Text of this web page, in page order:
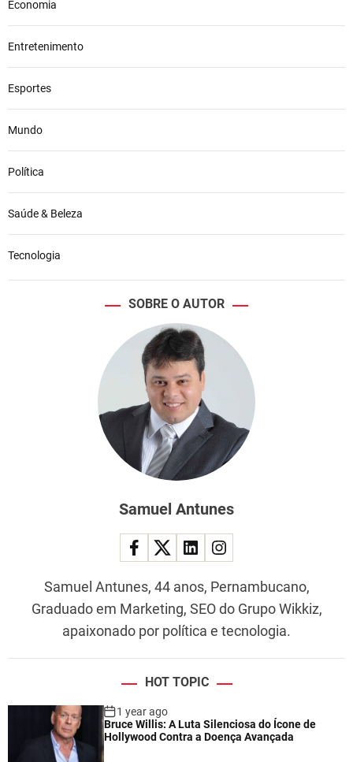
Economia
Entretenimento
Esportes
Mundo
Política
Saúde & Beleza
Tecnologia
SOBRE O AUTOR
Samuel Antunes
Samuel Antunes, 44 anos, Pernambucano,
Graduado em Marketing, SEO do Grupo Wikkiz,
apaixonado por política e tecnologia.
HOT TOPIC
1 year ago
Bruce Willis: A Luta Silenciosa do Ícone de
Hollywood Contra a Doença Avançada